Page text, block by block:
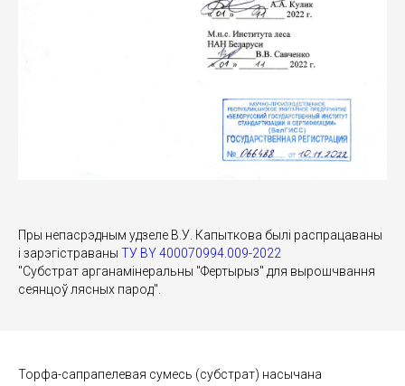
Пры непасрэдным удзеле В.У. Капыткова былі распрацаваны
і зарэгістраваны ТУ BY 400070994.009-2022
"Субстрат арганамінеральны "Фертырыз" для вырошчвання
сеянцоў лясных парод".
Торфа-сапрапелевая сумесь (субстрат) насычана